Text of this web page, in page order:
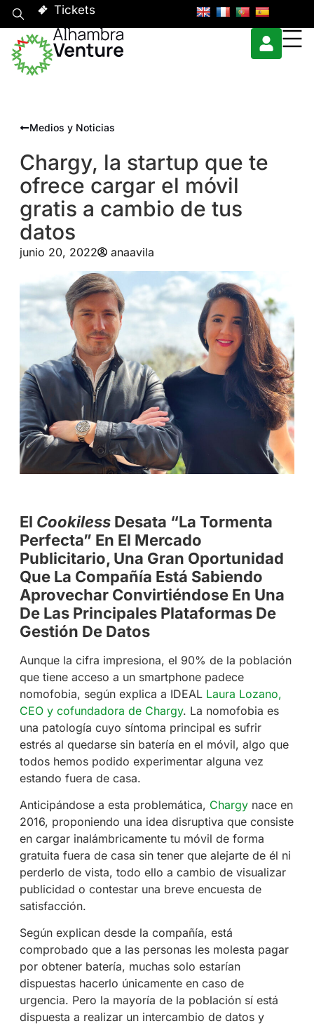
Tickets
Medios y Noticias
Chargy, la startup que te
ofrece cargar el móvil
gratis a cambio de tus
datos
junio 20, 2022 anaavila
El CookilessDesata “la Tormenta
Perfecta” En El Mercado
Publicitario, Una Gran Oportunidad
Que La Compañía Está Sabiendo
Aprovechar Convirtiéndose En Una
De Las Principales Plataformas De
Gestión De Datos
Aunque la cifra impresiona, el 90% de la población
que tiene acceso a un smartphone padece
nomofobia, según explica a IDEAL Laura Lozano,
CEO y cofundadora de Chargy. La nomofobia es
una patología cuyo síntoma principal es sufrir
estrés al quedarse sin batería en el móvil, algo que
todos hemos podido experimentar alguna vez
estando fuera de casa.
Anticipándose a esta problemática, Chargynace en
2016, proponiendo una idea disruptiva que consiste
en cargar inalámbricamente tu móvil de forma
gratuita fuera de casa sin tener que alejarte de él ni
perderlo de vista, todo ello a cambio de visualizar
publicidad o contestar una breve encuesta de
satisfacción.
Según explican desde la compañía, está
comprobado que a las personas les molesta pagar
por obtener batería, muchas solo estarían
dispuestas hacerlo únicamente en caso de
urgencia. Pero la mayoría de la población sí está
dispuesta a realizar un intercambio de datos y